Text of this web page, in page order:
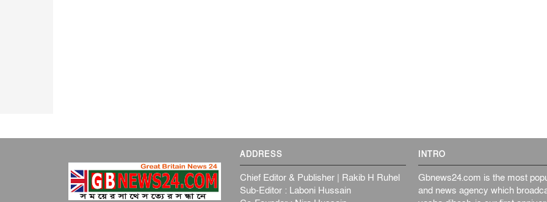
ADDRESS
Chief Editor & Publisher | Rakib H Ruhel
Sub-Editor : Laboni Hussain
INTRO
Gbnews24.com is the most
and news agency which